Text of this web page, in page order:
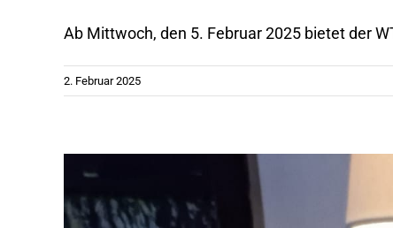
Ab Mittwoch, den 5. Februar 2025 bietet der
2. Februar 2025